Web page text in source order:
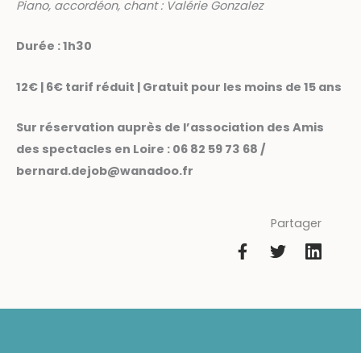
Piano, accordéon, chant : Valérie Gonzalez
Durée : 1h30
12€ | 6€ tarif réduit | Gratuit pour les moins de 15 ans
Sur réservation auprès de l’association des Amis
des spectacles en Loire : 06 82 59 73 68 /
bernard.dejob@wanadoo.fr
Partager